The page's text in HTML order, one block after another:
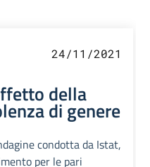
24/11/2021
della
di genere
condotta da Istat,
per le pari